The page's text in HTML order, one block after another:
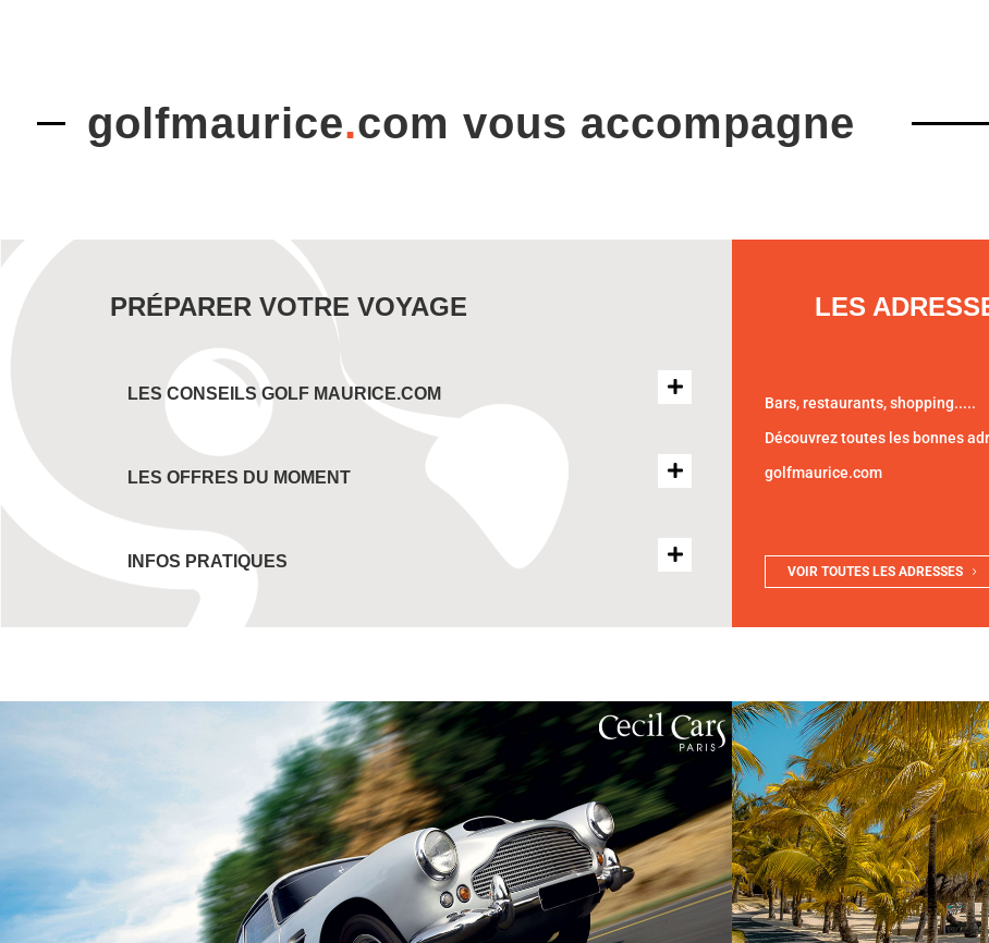
golfmaurice.com vous accompagne
PRÉPARER VOTRE VOYAGE
LES CONSEILS GOLF MAURICE.COM
LES OFFRES DU MOMENT
INFOS PRATIQUES
LES
Bars, restaurants, shopping.....
Découvrez toutes les bonnes
golfmaurice.com
VOIR TOUTES LES ADRESSES